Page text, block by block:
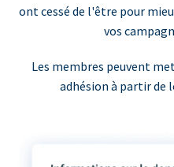
ont cessé de l'être pour
vos
Les membres peuvent
adhésion à partir de